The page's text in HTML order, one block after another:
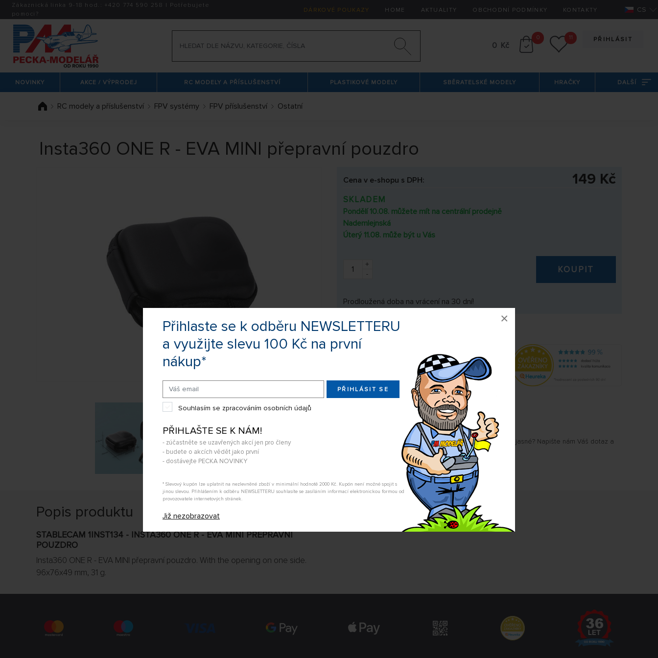
Přihlaste se k odběru NEWSLETTERU
a využijte slevu 100 Kč na první
nákup*
PŘIHLÁSIT SE
Souhlasím se zpracováním osobních údajů
PŘIHLAŠTE SE K NÁM!
- zúčastněte se uzavřených akcí jen pro členy
- budete o akcích vědět jako první
- dostávejte PECKA NOVINKY
* Slevový kupón lze uplatnit na nezlevněné zboží v minimální hodnotě 2000 Kč. Kupón není možné spojit s
jinou slevou. Přihlášením k odběru NEWSLETTERU souhlasíte se zasíláním informací elektronickou formou od
provozovatele internetových stránek.
Již nezobrazovat
×
Zákaznická linka 9-18 hod.: +420 774 590 258 | Potřebujete
pomoci?
DÁRKOVÉ POUKAZY HOME AKTUALITY OBCHODNÍ PODMÍNKY KONTAKTY CS
PŘIHLÁSIT
0 Kč
0 11
NOVINKY AKCE / VÝPRODEJ RC MODELY A PŘÍSLUŠENSTVÍ PLASTIKOVÉ MODELY SBĚRATELSKÉ MODELY HRAČKY DALŠÍ
RC modely a příslušenství FPV systémy FPV příslušenství Ostatní
Insta360 ONE R - EVA MINI přepravní pouzdro
Cena v e-shopu s DPH: 149 Kč
SKLADEM
Pondělí 10.08. můžete mít na centrální prodejně
Nademlejnská
Úterý 11.08. může být u Vás
+
-
KOUPIT
Prodloužená doba na vrácení na 30 dní!
Výrobce:
1INST134
EAN: 8596450011793
Sdílejte produkt na:
Nevíte si rady s výběrem? Nejsou Vám některé parametry jasné? Napište nám Váš dotaz a
my Vás s odpovědí kontaktujeme.
POSLAT DOTAZ
Popis produktu
STABLECAM 1INST134 - INSTA360 ONE R - EVA MINI PŘEPRAVNÍ
POUZDRO
Insta360 ONE R - EVA MINI přepravní pouzdro. With the opening on one side.
96x76x49 mm, 31 g.